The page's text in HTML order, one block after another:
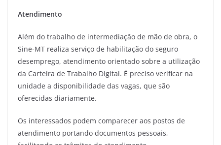
Atendimento
Além do trabalho de intermediação de mão de obra, o
Sine-MT realiza serviço de habilitação do seguro
desemprego, atendimento orientado sobre a utilização
da Carteira de Trabalho Digital. É preciso verificar na
unidade a disponibilidade das vagas, que são
oferecidas diariamente.
Os interessados podem comparecer aos postos de
atendimento portando documentos pessoais,